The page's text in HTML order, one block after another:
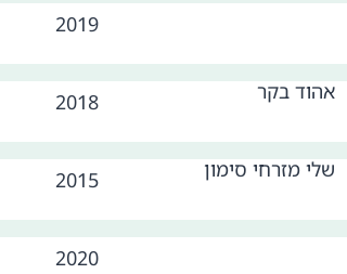
2019
אהוד בקר 2018
שלי מזרחי סימון 2015
2020